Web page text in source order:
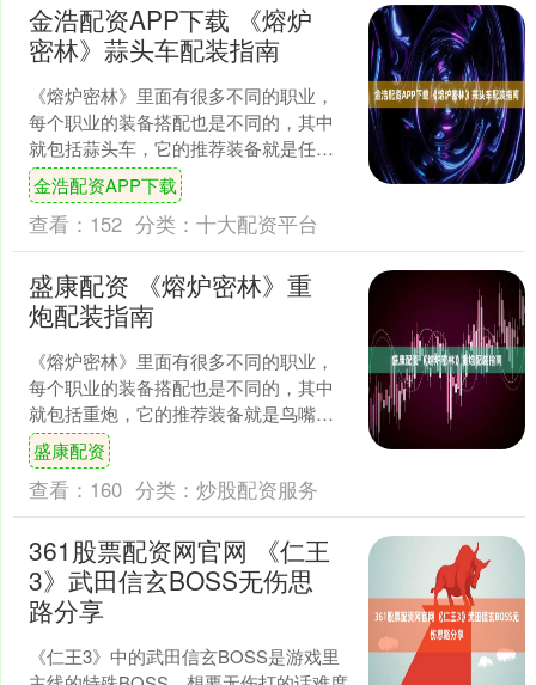
金浩配资APP下载 《熔炉
密林》蒜头车配装指南
《熔炉密林》里面有很多不同的职业，
每个职业的装备搭配也是不同的，其中
就包括蒜头车，它的推荐装备就是任意
轻武器(移速宝石，崭新宝石，移速宝
石)，鬼怪蒜头顶蒜苗，牛....
金浩配资APP下载
查看： 152 分类： 十大配资平台
盛康配资 《熔炉密林》重
炮配装指南
《熔炉密林》里面有很多不同的职业，
每个职业的装备搭配也是不同的，其中
就包括重炮，它的推荐装备就是鸟嘴伤
痛灯塔(头目护身宝石，重抽宝石，沉重
宝石)，咕吼猿最棒头花....
盛康配资
查看： 160 分类： 炒股配资服务
361股票配资网官网 《仁王
3》武田信玄BOSS无伤思
路分享
《仁王3》中的武田信玄BOSS是游戏里